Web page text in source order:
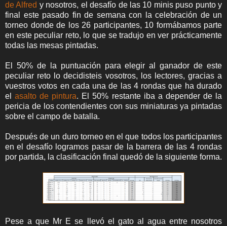
de Alfred y nosotros, el desafío de las 10 minis puso punto y
final este pasado fin de semana con la celebración de un
torneo donde de los 26 participantes, 10 formábamos parte
en este peculiar reto, lo que se tradujo en ver prácticamente
todas las mesas pintadas.
El 50% de la puntuación para elegir al ganador de este
peculiar reto lo decidisteis vosotros, los lectores, gracias a
vuestros votos en cada una de las 4 rondas que ha durado
elasalto de pintura. El 50% restante iba a depender de la
pericia de los contendientes con sus miniaturas ya pintadas
sobre el campo de batalla.
Después de un duro torneo en el que todos los participantes
en el desafío logramos pasar de la barrera de las 4 rondas
por partida, la clasificación final quedó de la siguiente forma.
Pese a que Mr E se llevó el gato al agua entre nosotros